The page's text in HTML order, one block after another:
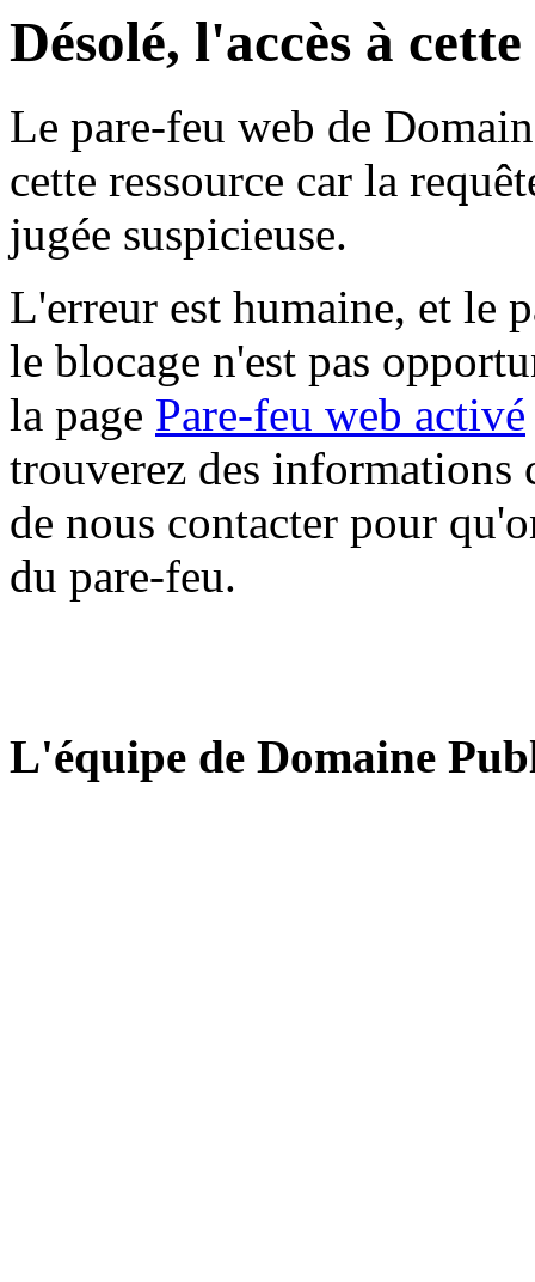
Désolé, l'accès à
Le pare-feu web de
cette ressource car la
jugée suspicieuse.
L'erreur est humaine, et le
le blocage n'est pas
la page Pare-feu web activé
trouverez des informations
de nous contacter pour
du pare-feu.
L'équipe de Domaine